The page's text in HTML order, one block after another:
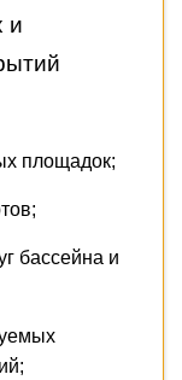
и
площадок;
бассейна и